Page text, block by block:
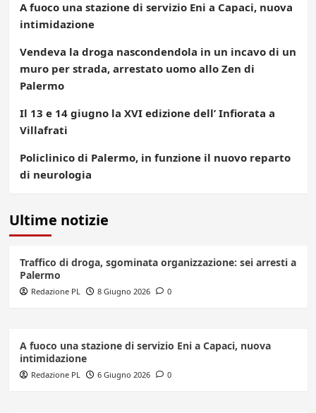
A fuoco una stazione di servizio Eni a Capaci, nuova
intimidazione
Vendeva la droga nascondendola in un incavo di un
muro per strada, arrestato uomo allo Zen di
Palermo
Il 13 e 14 giugno la XVI edizione dell’ Infiorata a
Villafrati
Policlinico di Palermo, in funzione il nuovo reparto
di neurologia
Ultime notizie
Traffico di droga, sgominata organizzazione: sei arresti a
Palermo
Redazione PL 8 Giugno 2026 0
A fuoco una stazione di servizio Eni a Capaci, nuova
intimidazione
Redazione PL 6 Giugno 2026 0